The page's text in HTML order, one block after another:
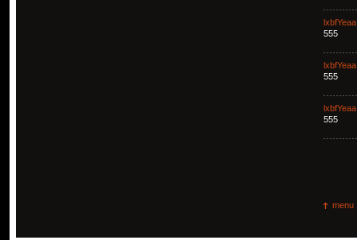
lxbfYeaa
555
lxbfYeaa
555
lxbfYeaa
555
menu